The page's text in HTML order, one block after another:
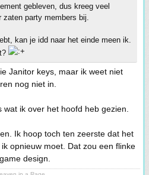
gebleven, dus kreeg veel
zaten party members bij.
kan je idd naar het einde meen ik.
Janitor keys, maar ik weet niet
nog niet in.
ik over het hoofd heb gezien.
Ik hoop toch ten zeerste dat het
opnieuw moet. Dat zou een flinke
design.